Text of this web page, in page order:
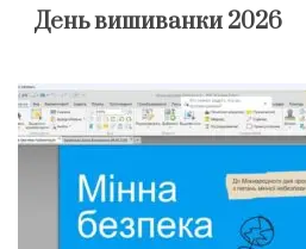
День вишиванки 2026